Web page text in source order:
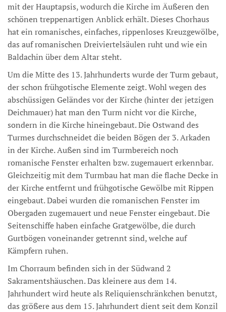
mit der Hauptapsis, wodurch die Kirche im Äußeren den
schönen treppenartigen Anblick erhält. Dieses Chorhaus
hat ein romanisches, einfaches, rippenloses Kreuzgewölbe,
das auf romanischen Dreiviertelsäulen ruht und wie ein
Baldachin über dem Altar steht.
Um die Mitte des 13. Jahrhunderts wurde der Turm gebaut,
der schon frühgotische Elemente zeigt. Wohl wegen des
abschüssigen Geländes vor der Kirche (hinter der jetzigen
Deichmauer) hat man den Turm nicht vor die Kirche,
sondern in die Kirche hineingebaut. Die Ostwand des
Turmes durchschneidet die beiden Bögen der 3. Arkaden
in der Kirche. Außen sind im Turmbereich noch
romanische Fenster erhalten bzw. zugemauert erkennbar.
Gleichzeitig mit dem Turmbau hat man die flache Decke in
der Kirche entfernt und frühgotische Gewölbe mit Rippen
eingebaut. Dabei wurden die romanischen Fenster im
Obergaden zugemauert und neue Fenster eingebaut. Die
Seitenschiffe haben einfache Gratgewölbe, die durch
Gurtbögen voneinander getrennt sind, welche auf
Kämpfern ruhen.
Im Chorraum befinden sich in der Südwand 2
Sakramentshäuschen. Das kleinere aus dem 14.
Jahrhundert wird heute als Reliquienschränkchen benutzt,
das größere aus dem 15. Jahrhundert dient seit dem Konzil